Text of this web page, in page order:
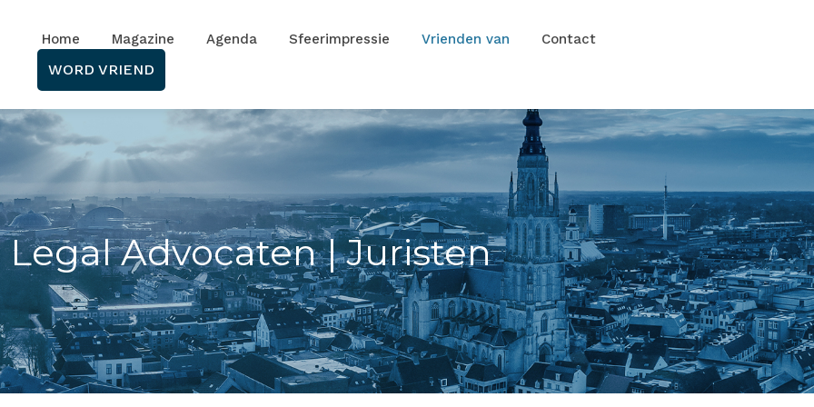
Home Magazine Agenda Sfeerimpressie Vrienden van Contact
WORD VRIEND
Advocaten | Juristen